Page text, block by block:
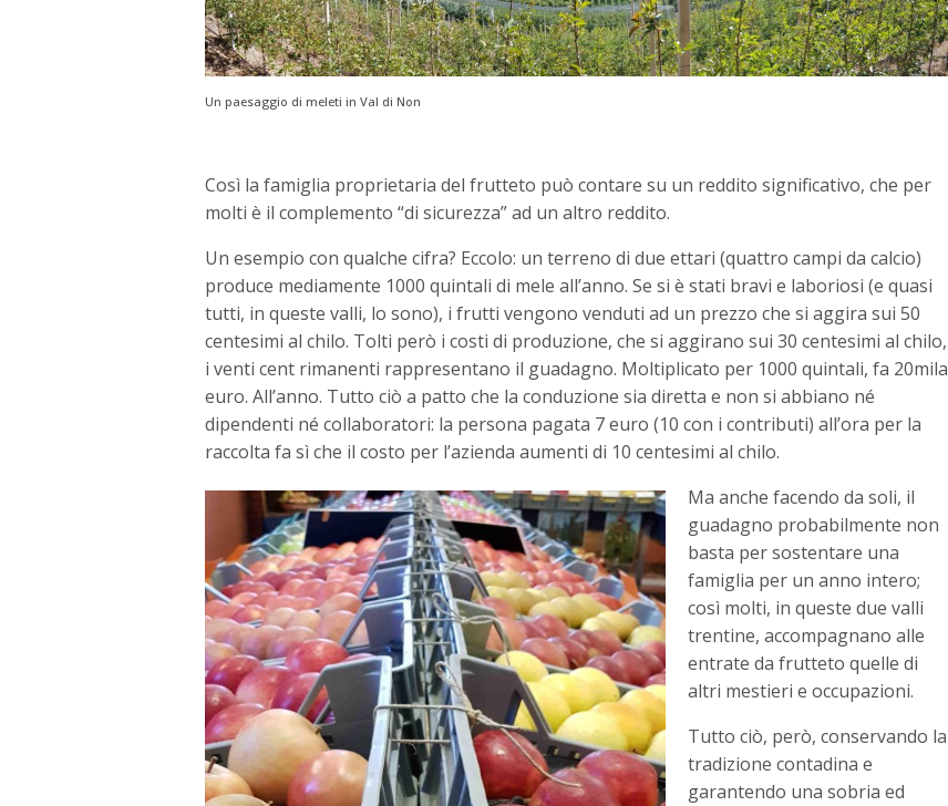
Un paesaggio di meleti in Val di Non
Così la famiglia proprietaria del frutteto può contare su un reddito significativo, che per
molti è il complemento “di sicurezza” ad un altro reddito.
Un esempio con qualche cifra? Eccolo: un terreno di due ettari (quattro campi da calcio)
produce mediamente 1000 quintali di mele all’anno. Se si è stati bravi e laboriosi (e quasi
tutti, in queste valli, lo sono), i frutti vengono venduti ad un prezzo che si aggira sui 50
centesimi al chilo. Tolti però i costi di produzione, che si aggirano sui 30 centesimi al chilo,
i venti cent rimanenti rappresentano il guadagno. Moltiplicato per 1000 quintali, fa 20mila
euro. All’anno. Tutto ciò a patto che la conduzione sia diretta e non si abbiano né
dipendenti né collaboratori: la persona pagata 7 euro (10 con i contributi) all’ora per la
raccolta fa sì che il costo per l’azienda aumenti di 10 centesimi al chilo.
Ma anche facendo da soli, il
guadagno probabilmente non
basta per sostentare una
famiglia per un anno intero;
così molti, in queste due valli
trentine, accompagnano alle
entrate da frutteto quelle di
altri mestieri e occupazioni.
Tutto ciò, però, conservando la
tradizione contadina e
garantendo una sobria ed